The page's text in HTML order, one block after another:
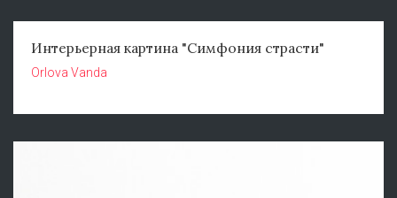
Интерьерная картина "Симфония страсти"
Orlova Vanda